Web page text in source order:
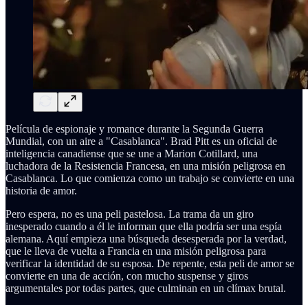
Película de espionaje y romance durante la Segunda Guerra
Mundial, con un aire a "Casablanca". Brad Pitt es un oficial de
inteligencia canadiense que se une a Marion Cotillard, una
luchadora de la Resistencia Francesa, en una misión peligrosa en
Casablanca. Lo que comienza como un trabajo se convierte en una
historia de amor.
Pero espera, no es una peli pastelosa. La trama da un giro
inesperado cuando a él le informan que ella podría ser una espía
alemana. Aquí empieza una búsqueda desesperada por la verdad,
que le lleva de vuelta a Francia en una misión peligrosa para
verificar la identidad de su esposa. De repente, esta peli de amor se
convierte en una de acción, con mucho suspense y giros
argumentales por todas partes, que culminan en un clímax brutal.